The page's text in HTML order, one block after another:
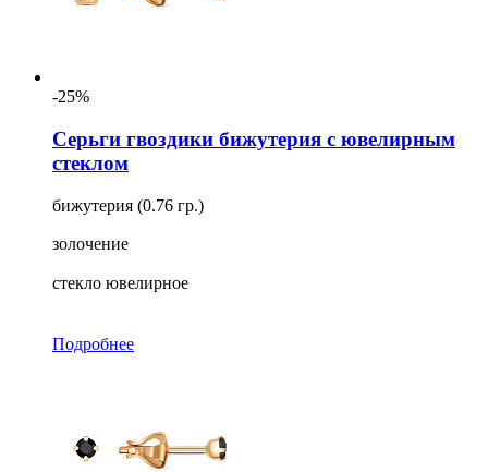
-25%
Серьги гвоздики бижутерия с ювелирным
стеклом
бижутерия (0.76 гр.)
золочение
стекло ювелирное
Подробнее